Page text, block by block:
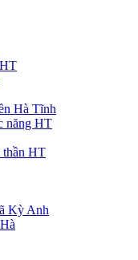
Hà Tĩnh
năng HT
thần HT
Kỳ Anh